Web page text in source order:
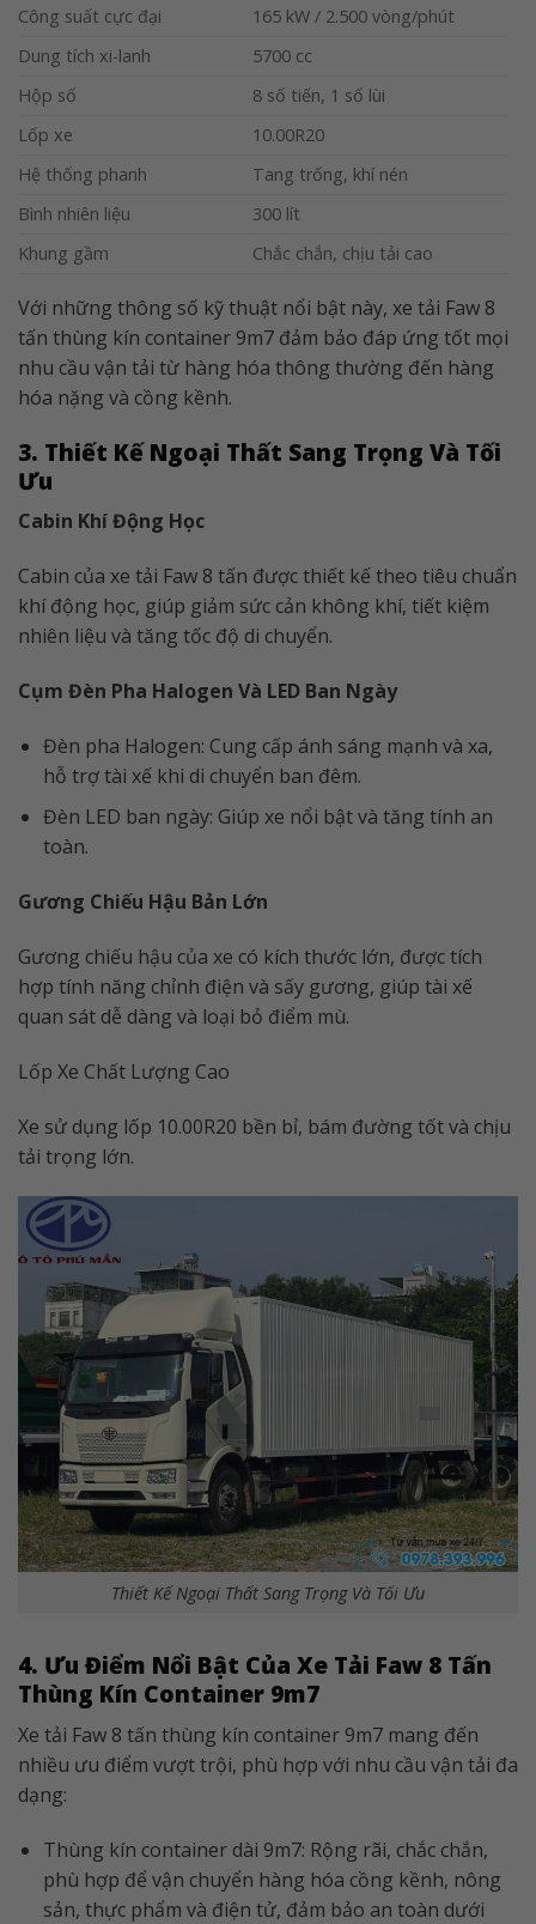
Công suất cực đại
165 kW / 2.500 vòng/phút
Dung tích xi-lanh
5700 cc
Hộp số
8 số tiến, 1 số lùi
Lốp xe
10.00R20
Hệ thống phanh
Tang trống, khí nén
Bình nhiên liệu
300 lít
Khung gầm
Chắc chắn, chịu tải cao
Với những thông số kỹ thuật nổi bật này, xe tải Faw 8
tấn thùng kín container 9m7 đảm bảo đáp ứng tốt mọi
nhu cầu vận tải từ hàng hóa thông thường đến hàng
hóa nặng và cồng kềnh.
3. Thiết Kế Ngoại Thất Sang Trọng Và Tối
Ưu
Cabin Khí Động Học
Cabin của xe tải Faw 8 tấn được thiết kế theo tiêu chuẩn
khí động học, giúp giảm sức cản không khí, tiết kiệm
nhiên liệu và tăng tốc độ di chuyển.
Cụm Đèn Pha Halogen Và LED Ban Ngày
Đèn pha Halogen: Cung cấp ánh sáng mạnh và xa,
hỗ trợ tài xế khi di chuyển ban đêm.
Đèn LED ban ngày: Giúp xe nổi bật và tăng tính an
toàn.
Gương Chiếu Hậu Bản Lớn
Gương chiếu hậu của xe có kích thước lớn, được tích
hợp tính năng chỉnh điện và sấy gương, giúp tài xế
quan sát dễ dàng và loại bỏ điểm mù.
Lốp Xe Chất Lượng Cao
Xe sử dụng lốp 10.00R20 bền bỉ, bám đường tốt và chịu
tải trọng lớn.
Thiết Kế Ngoại Thất Sang Trọng Và Tối Ưu
4. Ưu Điểm Nổi Bật Của Xe Tải Faw 8 Tấn
Thùng Kín Container 9m7
Xe tải Faw 8 tấn thùng kín container 9m7 mang đến
nhiều ưu điểm vượt trội, phù hợp với nhu cầu vận tải đa
dạng:
Thùng kín container dài 9m7: Rộng rãi, chắc chắn,
phù hợp để vận chuyển hàng hóa cồng kềnh, nông
sản, thực phẩm và điện tử, đảm bảo an toàn dưới